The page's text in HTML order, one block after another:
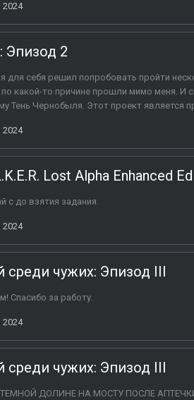
2024
Эпизод 2
для себя решил попробовать пройти
какой-то причине прошли мимо меня. И
Тень Чернобыля. Этот проект является
2024
Lost Alpha Enhanced
с до взятия задания.
2024
среди чужих: Эпизод III
Спасибо за работу.
2024
среди чужих: Эпизод III
ДОЛИНЕ НА МОСТУ ПОСЛЕ АПТЕЧКИ